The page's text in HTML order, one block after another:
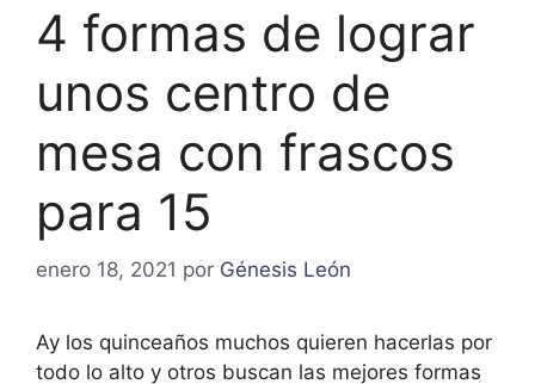
4 formas de lograr
unos centro de
mesa con frascos
para 15
enero 18, 2021 por Génesis León
Ay los quinceaños muchos quieren hacerlas por
todo lo alto y otros buscan las mejores formas